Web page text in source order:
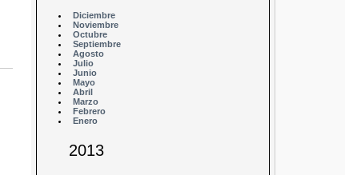
Diciembre
Noviembre
Octubre
Septiembre
Agosto
Julio
Junio
Mayo
Abril
Marzo
Febrero
Enero
2013